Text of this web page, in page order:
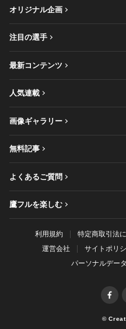
オリジナル企画
注目の選手
最新コンテンツ
人気連載
画像ギャラリー
無料記事
よくあるご質問
鷹フルを楽しむ
利用規約 特定商取引法
運営会社
サイトポリ
パーソナルデー
©